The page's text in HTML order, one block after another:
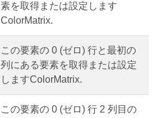
素を取得または設定します
ColorMatrix.
この要素の 0 (ゼロ) 行と最初の
列にある要素を取得または設定
しますColorMatrix.
この要素の 0 (ゼロ) 行 2 列目の